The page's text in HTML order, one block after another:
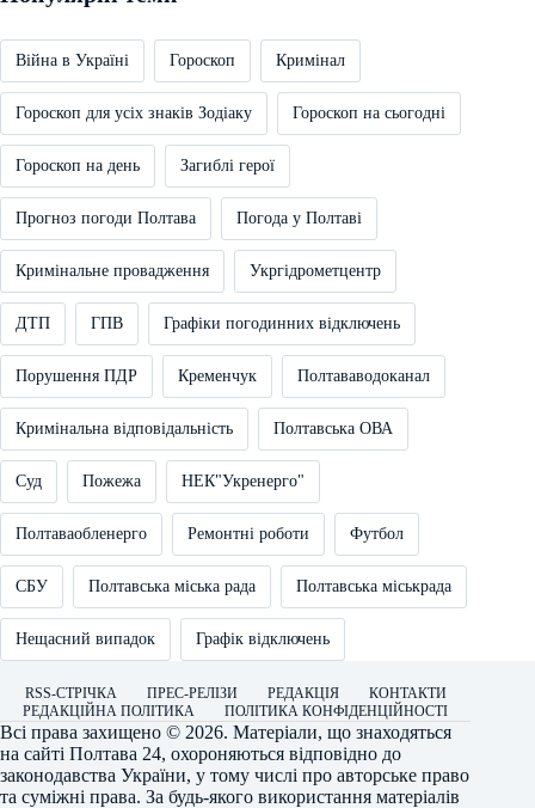
Війна в Україні Гороскоп Кримінал
Гороскоп для усіх знаків Зодіаку Гороскоп на сьогодні
Гороскоп на день Загиблі герої
Прогноз погоди Полтава Погода у Полтаві
Кримінальне провадження Укргідрометцентр
ДТП ГПВ Графіки погодинних відключень
Порушення ПДР Кременчук Полтававодоканал
Кримінальна відповідальність Полтавська ОВА
Суд Пожежа НЕК"Укренерго"
Полтаваобленерго Ремонтні роботи Футбол
СБУ Полтавська міська рада Полтавська міськрада
Нещасний випадок Графік відключень
RSS-СТРІЧКА ПРЕС-РЕЛІЗИ РЕДАКЦІЯ
КОНТАКТИ
РЕДАКЦІЙНА ПОЛІТИКА
ПОЛІТИКА КОНФІДЕНЦІЙНОСТІ
Всі права захищено © 2026. Матеріали, що знаходяться
на сайті Полтава 24, охороняються відповідно до
законодавства України, у тому числі про авторське право
та суміжні права. За будь-якого використання матеріалів